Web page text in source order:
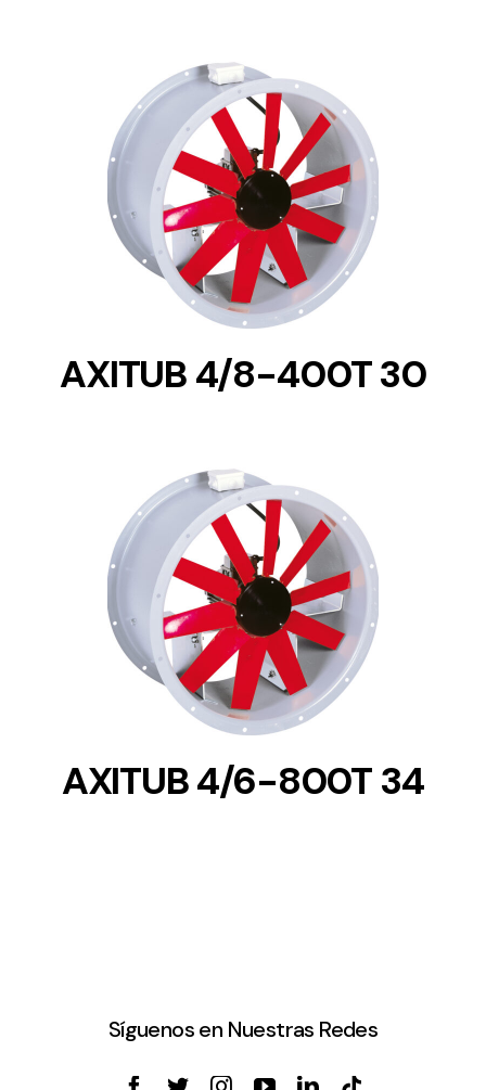
DETAILS
AXITUB 4/8-400T 30
DETAILS
AXITUB 4/6-800T 34
Síguenos en Nuestras Redes